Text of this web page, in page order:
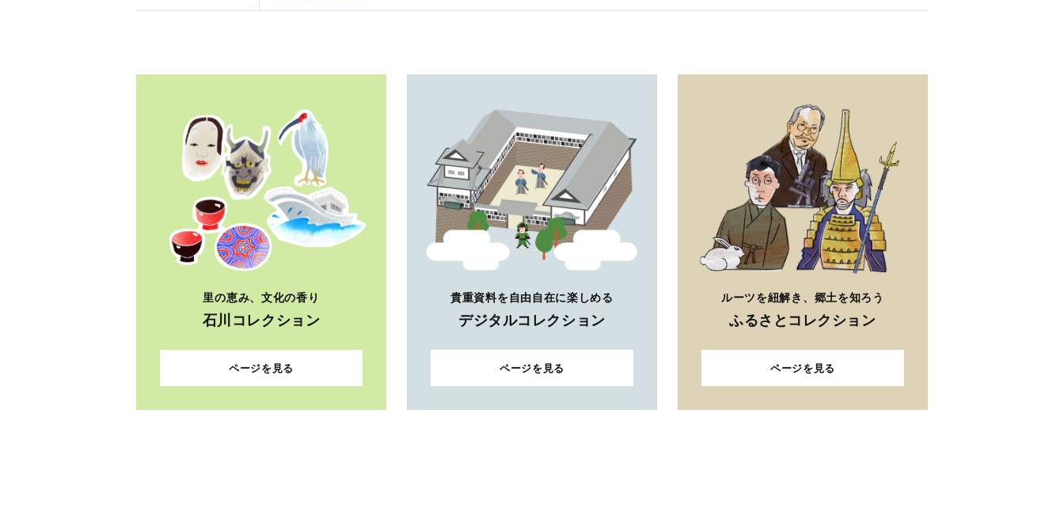
里の恵み、文化の香り
石川コレクション
ページを見る
貴重資料を自由自在に楽しめる
デジタルコレクション
ページを見る
ルーツを紐解き、郷土を知ろう
ふるさとコレクション
ページを見る